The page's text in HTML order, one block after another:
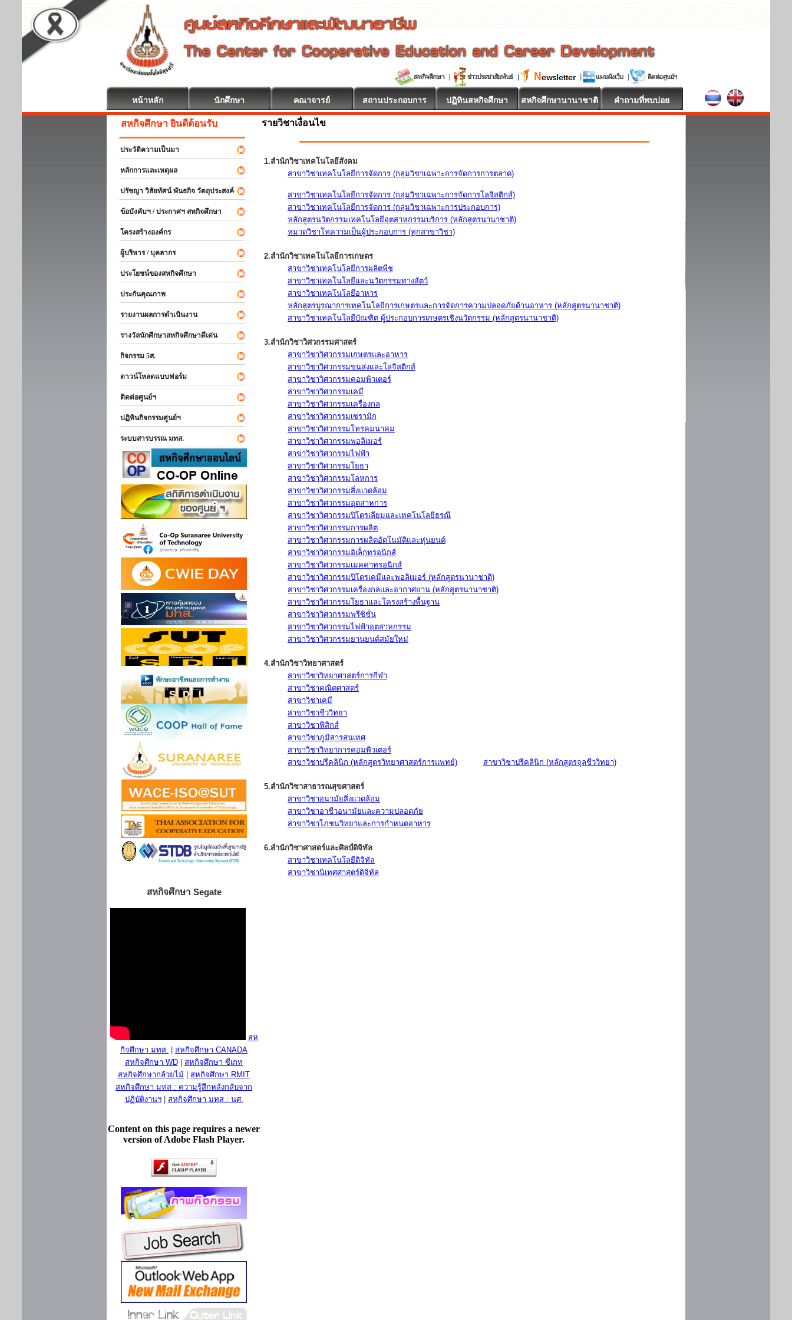
หน้าหลัก นักศึกษา คณาจารย์ สถานประกอบการ ปฏิทินสหกิจศึกษา สหกิจศึกษานานาชาติ คำถามที่พบบ่อย
สหกิจศึกษา ยินดีต้อนรับ
ประวัติความเป็นมา
หลักการและเหตุผล
ปรัชญา วิสัยทัศน์ พันธกิจ วัตถุประสงค์
ข้อบังคับฯ / ประกาศฯ สหกิจศึกษา
โครงสร้างองค์กร
ผู้บริหาร / บุคลากร
ประโยชน์ของสหกิจศึกษา
ประกันคุณภาพ
รายงานผลการดำเนินงาน
รางวัลนักศึกษาสหกิจศึกษาดีเด่น
กิจกรรม 5ส.
ดาวน์โหลดแบบฟอร์ม
ติดต่อศูนย์ฯ
ปฏิทินกิจกรรมศูนย์ฯ
ระบบสารบรรณ มทส.
สหกิจศึกษา Segate
สห
กิจศึกษา มทส.
สหกิจศึกษา CANADA
สหกิจศึกษา WD
สหกิจศึกษา ซีเกท
สหกิจศึกษากล้วยไม้
สหกิจศึกษา RMIT
สหกิจศึกษา มทส : ความรู้สึกหลังกลับจาก
ปฏิบัติงานฯ| สหกิจศึกษา มทส : นศ.
Content on this page requires a newer
version of Adobe Flash Player.
รายวิชาเงื่อนไข
1.สำนักวิชาเทคโนโลยีสังคม
สาขาวิชาเทคโนโลยีการจัดการ (กลุ่มวิชาเฉพาะการจัดการการตลาด)
สาขาวิชาเทคโนโลยีการจัดการ (กลุ่มวิชาเฉพาะการจัดการโลจิสติกส์)
สาขาวิชาเทคโนโลยีการจัดการ (กลุ่มวิชาเฉพาะการประกอบการ)
หลักสูตรนวัตกรรมเทคโนโลยีอุตสาหกรรมบริการ (หลักสูตรนานาชาติ)
หมวดวิชาโทความเป็นผู้ประกอบการ (ทุกสาขาวิชา)
2.สำนักวิชาเทคโนโลยีการเกษตร
สาขาวิชาเทคโนโลยีการผลิตพืช
สาขาวิชาเทคโนโลยีและนวัตกรรมทางสัตว์
สาขาวิชาเทคโนโลยีอาหาร
หลักสูตรบูรณาการเทคโนโลยีการเกษตรและการจัดการความปลอดภัยด้านอาหาร (หลักสูตรนานาชาติ)
สาขาวิชาเทคโนโลยีบัณฑิต ผู้ประกอบการเกษตรเชิงนวัตกรรม (หลักสูตรนานาชาติ)
3.สำนักวิชาวิศวกรรมศาสตร์
สาขาวิชาวิศวกรรมเกษตรและอาหาร
สาขาวิชาวิศวกรรมขนส่งและโลจิสติกส์
สาขาวิชาวิศวกรรมคอมพิวเตอร์
สาขาวิชาวิศวกรรมเคมี
สาขาวิชาวิศวกรรมเครื่องกล
สาขาวิชาวิศวกรรมเซรามิก
สาขาวิชาวิศวกรรมโทรคมนาคม
สาขาวิชาวิศวกรรมพอลิเมอร์
สาขาวิชาวิศวกรรมไฟฟ้า
สาขาวิชาวิศวกรรมโยธา
สาขาวิชาวิศวกรรมโลหการ
สาขาวิชาวิศวกรรมสิ่งแวดล้อม
สาขาวิชาวิศวกรรมอุตสาหการ
สาขาวิชาวิศวกรรมปิโตรเลียมและเทคโนโลยีธรณี
สาขาวิชาวิศวกรรมการผลิต
สาขาวิชาวิศวกรรมการผลิตอัตโนมัติและหุ่นยนต์
สาขาวิชาวิศวกรรมอิเล็กทรอนิกส์
สาขาวิชาวิศวกรรมเมคคาทรอนิกส์
สาขาวิชาวิศวกรรมปิโตรเคมีและพอลิเมอร์ (หลักสูตรนานาชาติ)
สาขาวิชาวิศวกรรมเครื่องกลและอากาศยาน (หลักสูตรนานาชาติ)
สาขาวิชาวิศวกรรมโยธาและโครงสร้างพื้นฐาน
สาขาวิชาวิศวกรรมพรีซิชั่น
สาขาวิชาวิศวกรรมไฟฟ้าอุตสาหกรรม
สาขาวิชาวิศวกรรมยานยนต์สมัยใหม่
4.สำนักวิชาวิทยาศาสตร์
สาขาวิชาวิทยาศาสตร์การกีฬา
สาขาวิชาคณิตศาสตร์
สาขาวิชาเคมี
สาขาวิชาชีววิทยา
สาขาวิชาฟิสิกส์
สาขาวิชาภูมิสารสนเทศ
สาขาวิชาวิทยาการคอมพิวเตอร์
สาขาวิชาปรีคลินิก (หลักสูตรวิทยาศาสตร์การแพทย์)
สาขาวิชาปรีคลินิก (หลักสูตรจุลชีววิทยา)
5.สำนักวิชาสาธารณสุขศาสตร์
สาขาวิชาอนามัยสิ่งแวดล้อม
สาขาวิชาอาชีวอนามัยและความปลอดภัย
สาขาวิชาโภชนวิทยาและการกำหนดอาหาร
6.สำนักวิชาศาสตร์และศิลป์ดิจิทัล
สาขาวิชาเทคโนโลยีดิจิทัล
สาขาวิชานิเทศศาสตร์ดิจิทัล